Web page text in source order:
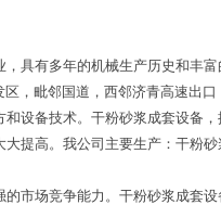
具有多年的机械生产历史和丰
，毗邻国道，西邻济青高速出
设备技术。干粉砂浆成套设备
提高。我公司主要生产：干粉
市场竞争能力。干粉砂浆成套